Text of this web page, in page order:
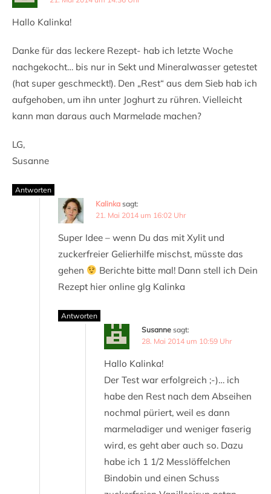
Hallo Kalinka!
Danke für das leckere Rezept- hab ich letzte Woche
nachgekocht… bis nur in Sekt und Mineralwasser getestet
(hat super geschmeckt!). Den „Rest“ aus dem Sieb hab ich
aufgehoben, um ihn unter Joghurt zu rühren. Vielleicht
kann man daraus auch Marmelade machen?
LG,
Susanne
Antworten
Kalinka sagt:
21. Mai 2014 um 16:02 Uhr
Super Idee – wenn Du das mit Xylit und
zuckerfreier Gelierhilfe mischst, müsste das
gehen
Berichte bitte mal! Dann stell ich Dein
Rezept hier online glg Kalinka
Antworten
Susanne sagt:
28. Mai 2014 um 10:59 Uhr
Hallo Kalinka!
Der Test war erfolgreich ;-)… ich
habe den Rest nach dem Abseihen
nochmal püriert, weil es dann
marmeladiger und weniger faserig
wird, es geht aber auch so. Dazu
habe ich 1 1/2 Messlöffelchen
Bindobin und einen Schuss